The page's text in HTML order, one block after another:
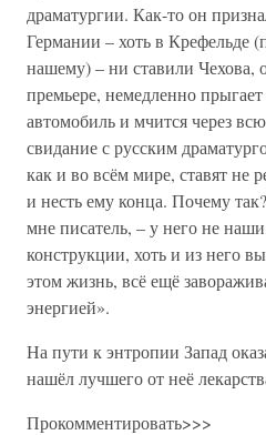
драматургии. Как-то он
Германии – хоть в Крефельде
нашему) – ни ставили Чехова,
премьере, немедленно
автомобиль и мчится через
свидание с русским
как и во всём мире, ставят не
и несть ему конца. Почему
мне писатель, – у него не
конструкции, хоть и из него
этом жизнь, всё ещё
энергией».
На пути к энтропии Запад
нашёл лучшего от неё
Прокомментировать>>>